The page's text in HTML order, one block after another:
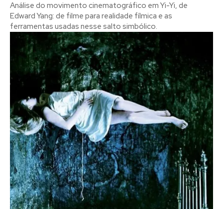
Análise do movimento cinematográfico em Yi-Yi, de
Edward Yang: de filme para realidade fílmica e as
ferramentas usadas nesse salto simbólico.